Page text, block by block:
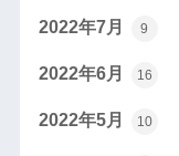
2022年7月 9
2022年6月 16
2022年5月 10